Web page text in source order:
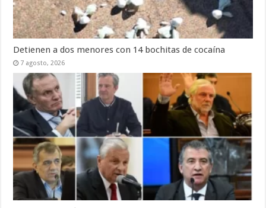
Detienen a dos menores con 14 bochitas de cocaína
7 agosto, 2026